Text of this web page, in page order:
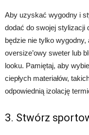
Aby uzyskać wygodny i
dodać do swojej stylizacji
będzie nie tylko
oversize’owy sweter lub
looku. Pamiętaj, aby
ciepłych materiałów,
odpowiednią izolację
3. Stwórz